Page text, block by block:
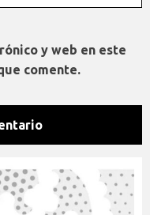
y web en este
comente.